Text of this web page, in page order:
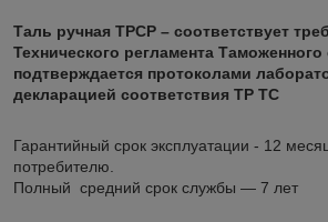
Таль ручная ТРСР – соответствует
Технического регламента Таможенного
подтверждается протоколами
декларацией соответствия ТР ТС
Гарантийный срок эксплуатации - 12
потребителю.
Полный средний срок службы — 7 лет